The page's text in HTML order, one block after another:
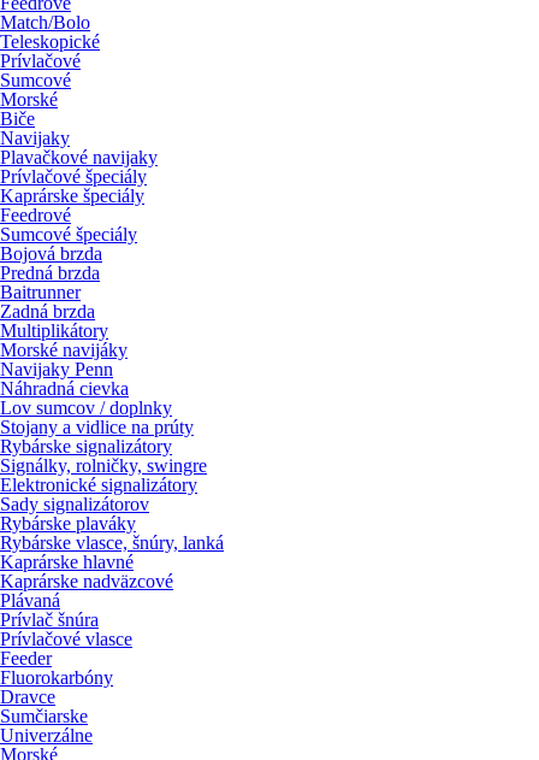
Match/Bolo
Teleskopické
Prívlačové
Sumcové
Morské
Biče
Navijaky
Plavačkové navijaky
Prívlačové špeciály
Kaprárske špeciály
Feedrové
Sumcové špeciály
Bojová brzda
Predná brzda
Baitrunner
Zadná brzda
Multiplikátory
Morské navijáky
Navijaky Penn
Náhradná cievka
Lov sumcov / doplnky
Stojany a vidlice na prúty
Rybárske signalizátory
Signálky, rolničky, swingre
Elektronické signalizátory
Sady signalizátorov
Rybárske plaváky
Rybárske vlasce, šnúry, lanká
Kaprárske hlavné
Kaprárske nadväzcové
Plávaná
Prívlač šnúra
Prívlačové vlasce
Feeder
Fluorokarbóny
Dravce
Sumčiarske
Univerzálne
Morské